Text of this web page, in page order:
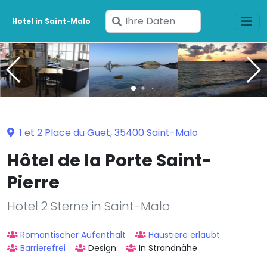
Hotel in Saint-Malo
Geben
Sie
Ihre
Daten
ein
1 et 2 Place du Guet, 35400 Saint-Malo
Hôtel de la Porte Saint-
Pierre
Hotel 2 Sterne in Saint-Malo
Romantischer Aufenthalt
Haustiere erlaubt
Barrierefrei
Design In Strandnähe